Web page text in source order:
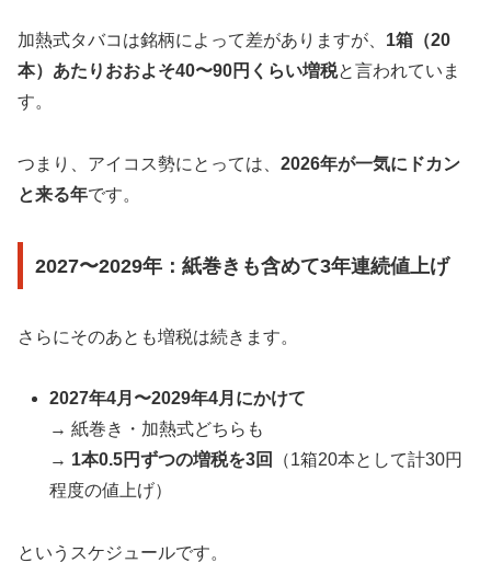
加熱式タバコは銘柄によって差がありますが、 1箱（20
本）あたりおおよそ40〜90円くらい増税と言われていま
す。
つまり、アイコス勢にとっては、 2026年が一気にドカン
と来る年です。
2027〜2029年：紙巻きも含めて3年連続値上げ
さらにそのあとも増税は続きます。
2027年4月〜2029年4月にかけて
→ 紙巻き・加熱式どちらも
→ 1本0.5円ずつの増税を3回
（1箱20本として計30円
程度の値上げ）
というスケジュールです。